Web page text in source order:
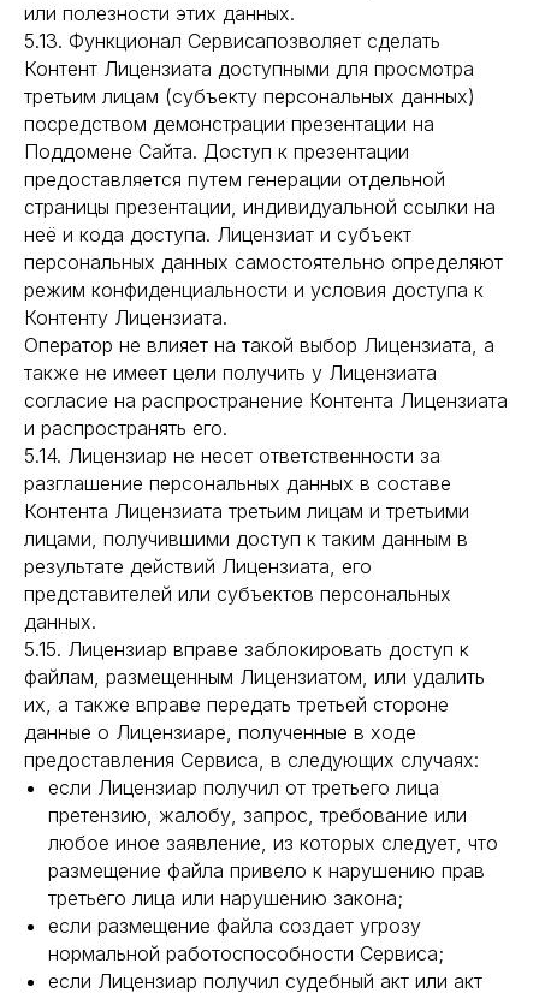
или полезности этих данных.
5.13. Функционал Сервисапозволяет сделать
Контент Лицензиата доступными для просмотра
третьим лицам (субъекту персональных данных)
посредством демонстрации презентации на
Поддомене Сайта. Доступ к презентации
предоставляется путем генерации отдельной
страницы презентации, индивидуальной ссылки на
неё и кода доступа. Лицензиат и субъект
персональных данных самостоятельно определяют
режим конфиденциальности и условия доступа к
Контенту Лицензиата.
Оператор не влияет на такой выбор Лицензиата, а
также не имеет цели получить у Лицензиата
согласие на распространение Контента Лицензиата
и распространять его.
5.14. Лицензиар не несет ответственности за
разглашение персональных данных в составе
Контента Лицензиата третьим лицам и третьими
лицами, получившими доступ к таким данным в
результате действий Лицензиата, его
представителей или субъектов персональных
данных.
5.15. Лицензиар вправе заблокировать доступ к
файлам, размещенным Лицензиатом, или удалить
их, а также вправе передать третьей стороне
данные о Лицензиаре, полученные в ходе
предоставления Сервиса, в следующих случаях:
если Лицензиар получил от третьего лица
претензию, жалобу, запрос, требование или
любое иное заявление, из которых следует, что
размещение файла привело к нарушению прав
третьего лица или нарушению закона;
если размещение файла создает угрозу
нормальной работоспособности Сервиса;
если Лицензиар получил судебный акт или акт